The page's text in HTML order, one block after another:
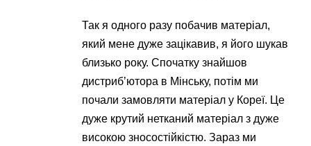
Так я одного разу побачив матеріал,
який мене дуже зацікавив, я його шукав
близько року. Спочатку знайшов
дистриб’ютора в Мінську, потім ми
почали замовляти матеріал у Кореї. Це
дуже крутий нетканий матеріал з дуже
високою зносостійкістю. Зараз ми